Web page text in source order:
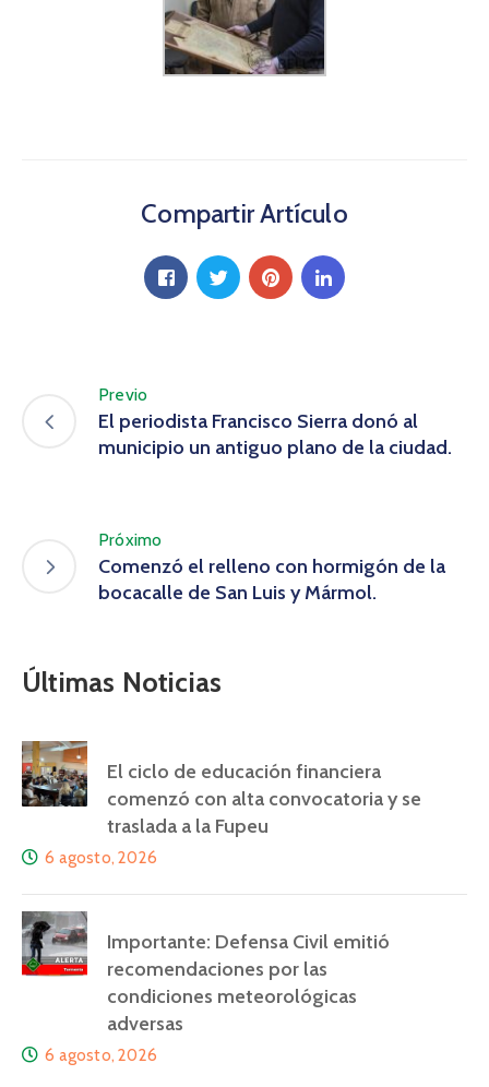
Compartir Artículo
Previo
El periodista Francisco Sierra donó al
municipio un antiguo plano de la ciudad.
Próximo
Comenzó el relleno con hormigón de la
bocacalle de San Luis y Mármol.
Últimas Noticias
El ciclo de educación financiera
comenzó con alta convocatoria y se
traslada a la Fupeu
6 agosto, 2026
Importante: Defensa Civil emitió
recomendaciones por las
condiciones meteorológicas
adversas
6 agosto, 2026